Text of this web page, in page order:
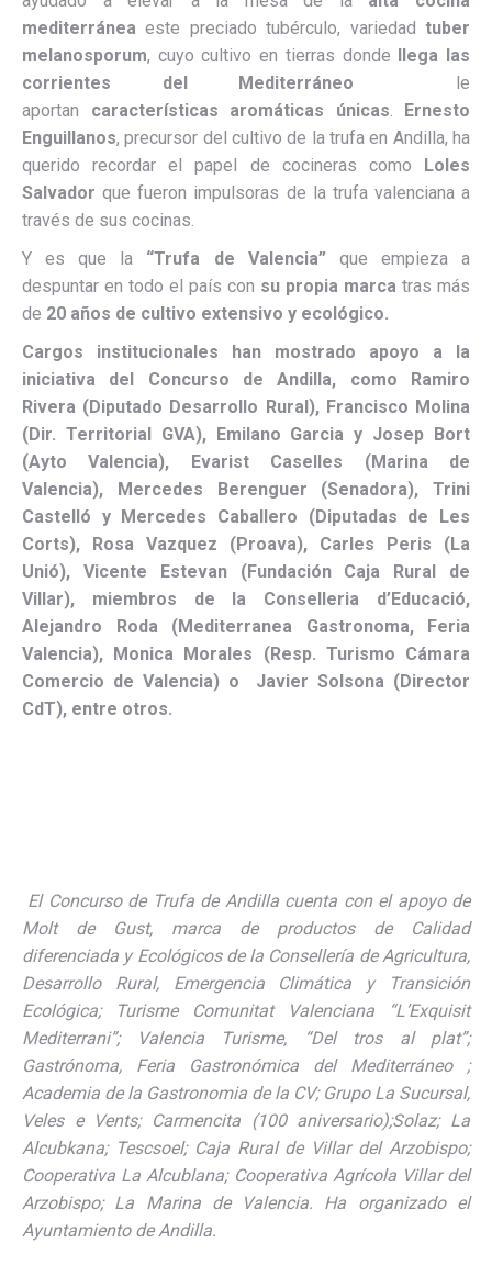
mediterránea este preciado tubérculo, variedad tuber
melanosporum, cuyo cultivo en tierras donde llega las
corrientes del Mediterráneo
le
aportan características aromáticas únicas. Ernesto
Enguillanos, precursor del cultivo de la trufa en Andilla, ha
querido recordar el papel de cocineras como Loles
Salvador que fueron impulsoras de la trufa valenciana a
través de sus cocinas.
Y es que la “Trufa de Valencia”que empieza a
despuntar en todo el país con su propia marca tras más
de 20 años de cultivo extensivo y ecológico.
Cargos institucionales han mostrado apoyo a la
iniciativa del Concurso de Andilla, como Ramiro
Rivera (Diputado Desarrollo Rural), Francisco Molina
(Dir. Territorial GVA), Emilano Garcia y Josep Bort
(Ayto Valencia), Evarist Caselles (Marina de
Valencia), Mercedes Berenguer (Senadora), Trini
Castelló y Mercedes Caballero (Diputadas de Les
Corts), Rosa Vazquez (Proava), Carles Peris (La
Unió), Vicente Estevan (Fundación Caja Rural de
Villar), miembros de la Conselleria d’Educació,
Alejandro Roda (Mediterranea Gastronoma, Feria
Valencia), Monica Morales (Resp. Turismo Cámara
Comercio de Valencia) o Javier Solsona (Director
CdT), entre otros.
El Concurso de Trufa de Andilla cuenta con el apoyo de
Molt de Gust, marca de productos de Calidad
diferenciada y Ecológicos de la Consellería de Agricultura,
Desarrollo Rural, Emergencia Climática y Transición
Ecológica; Turisme Comunitat Valenciana “L’Exquisit
Mediterrani”; Valencia Turisme, “Del tros al plat”;
Gastrónoma, Feria Gastronómica del Mediterráneo ;
Academia de la Gastronomia de la CV; Grupo La Sucursal,
Veles e Vents; Carmencita (100 aniversario);Solaz; La
Alcubkana; Tescsoel; Caja Rural de Villar del Arzobispo;
Cooperativa La Alcublana; Cooperativa Agrícola Villar del
Arzobispo; La Marina de Valencia. Ha organizado el
Ayuntamiento de Andilla.